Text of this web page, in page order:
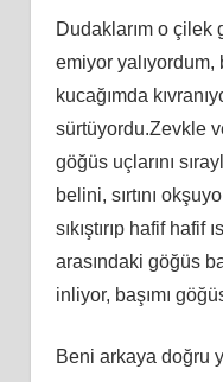
Dudaklarım o çilek
emiyor yalıyordum,
kucağımda
sürtüyordu.Zevkle
göğüs uçlarını
belini, sırtını
sıkıştırıp hafif hafif
arasındaki göğüs
inliyor, başımı
Beni arkaya doğru